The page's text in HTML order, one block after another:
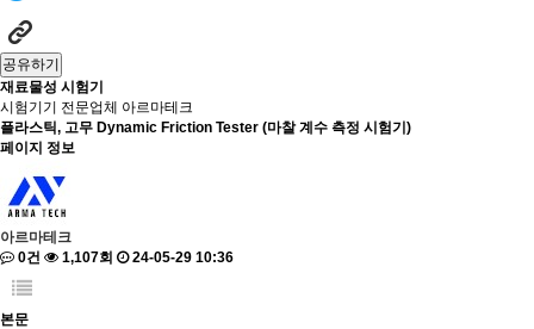
공유하기
재료물성 시험기
시험기기 전문업체 아르마테크
플라스틱, 고무 Dynamic Friction Tester (마찰 계수 측정 시험기)
페이지 정보
아르마테크
0건
1,107회 24-05-29 10:36
본문